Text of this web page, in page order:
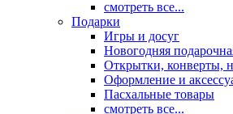
смотреть все...
Подарки
Игры и досуг
Новогодняя
Открытки, конверты,
Оформление и
Пасхальные товары
смотреть все...